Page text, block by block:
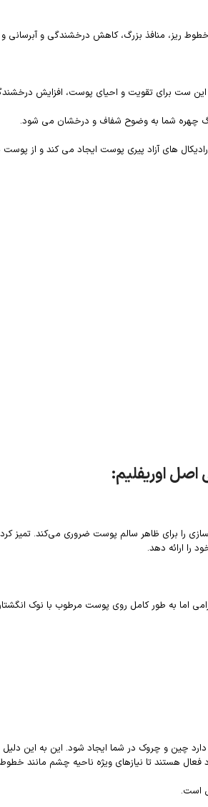
ریز، منافذ بزرگ، کاهش درخشندگی و آبرسانی و
این ست برای تقویت و احیای پوست، افزایش
چهره شما به وضوح شفاف و درخشان می شود.
های آزاد پیری پوست ایجاد می کند و از
اصل اوریفلیم:
را برای ظاهر سالم پوست ضروری می‌کند. تمیز
را ارائه دهد.
اما به طور کامل روی پوست مرطوب با نوک
چین و چروک در شما ایجاد شود. این به این
هستند تا نیازهای ویژه ناحیه چشم مانند